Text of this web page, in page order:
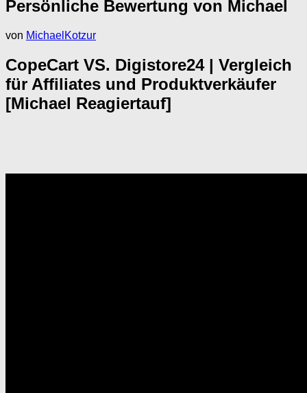
Persönliche Bewertung von Michael
von MichaelKotzur
CopeCart VS. Digistore24 | Vergleich
für Affiliates und Produktverkäufer
[Michael Reagiertauf]